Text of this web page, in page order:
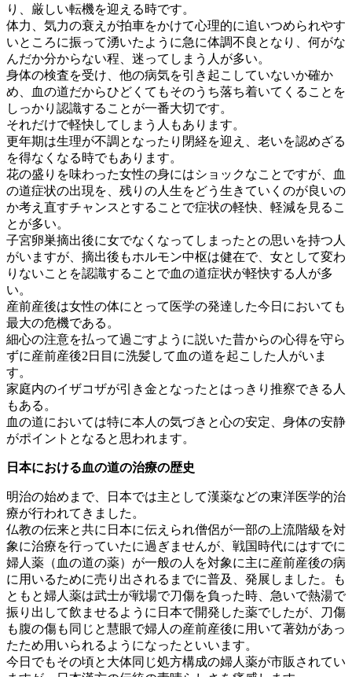
り、厳しい転機を迎える時です。
体力、気力の衰えが拍車をかけて心理的に追いつめられやす
いところに振って湧いたように急に体調不良となり、何がな
んだか分からない程、迷ってしまう人が多い。
身体の検査を受け、他の病気を引き起こしていないか確か
め、血の道だからひどくてもそのうち落ち着いてくることを
しっかり認識することが一番大切です。
それだけで軽快してしまう人もあります。
更年期は生理が不調となったり閉経を迎え、老いを認めざる
を得なくなる時でもあります。
花の盛りを味わった女性の身にはショックなことですが、血
の道症状の出現を、残りの人生をどう生きていくのが良いの
か考え直すチャンスとすることで症状の軽快、軽減を見るこ
とが多い。
子宮卵巣摘出後に女でなくなってしまったとの思いを持つ人
がいますが、摘出後もホルモン中枢は健在で、女として変わ
りないことを認識することで血の道症状が軽快する人が多
い。
産前産後は女性の体にとって医学の発達した今日においても
最大の危機である。
細心の注意を払って過ごすように説いた昔からの心得を守ら
ずに産前産後2日目に洗髪して血の道を起こした人がいま
す。
家庭内のイザコザが引き金となったとはっきり推察できる人
もある。
血の道においては特に本人の気づきと心の安定、身体の安静
がポイントとなると思われます。
日本における血の道の治療の歴史
明治の始めまで、日本では主として漢薬などの東洋医学的治
療が行われてきました。
仏教の伝来と共に日本に伝えられ僧侶が一部の上流階級を対
象に治療を行っていたに過ぎませんが、戦国時代にはすでに
婦人薬（血の道の薬）が一般の人を対象に主に産前産後の病
に用いるために売り出されるまでに普及、発展しました。も
ともと婦人薬は武士が戦場で刀傷を負った時、急いで熱湯で
振り出して飲ませるように日本で開発した薬でしたが、刀傷
も腹の傷も同じと慧眼で婦人の産前産後に用いて著効があっ
たため用いられるようになったといいます。
今日でもその頃と大体同じ処方構成の婦人薬が市販されてい